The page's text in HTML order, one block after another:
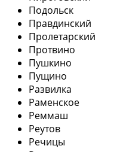
Подольск
Правдинский
Пролетарский
Протвино
Пушкино
Пущино
Развилка
Раменское
Реммаш
Реутов
Речицы